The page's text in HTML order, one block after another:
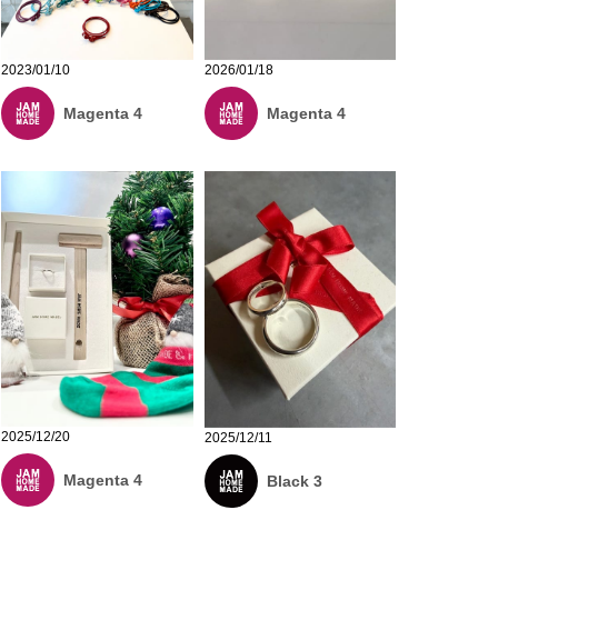
2023/01/10
Magenta 4
2026/01/18
Magenta 4
2025/12/20
Magenta 4
2025/12/11
Black 3